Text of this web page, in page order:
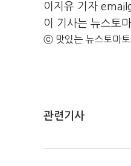
이지유 기자
이 기사는 뉴스토
ⓒ 맛있는 뉴스토마토
관련기사